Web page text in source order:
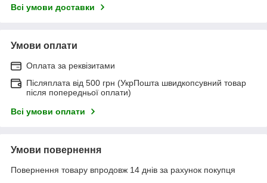
Всі умови доставки
Умови оплати
Оплата за реквізитами
Післяплата від 500 грн (УкрПошта швидкопсувний товар
після попередньої оплати)
Всі умови оплати
Умови повернення
Повернення товару впродовж 14 днів за рахунок покупця